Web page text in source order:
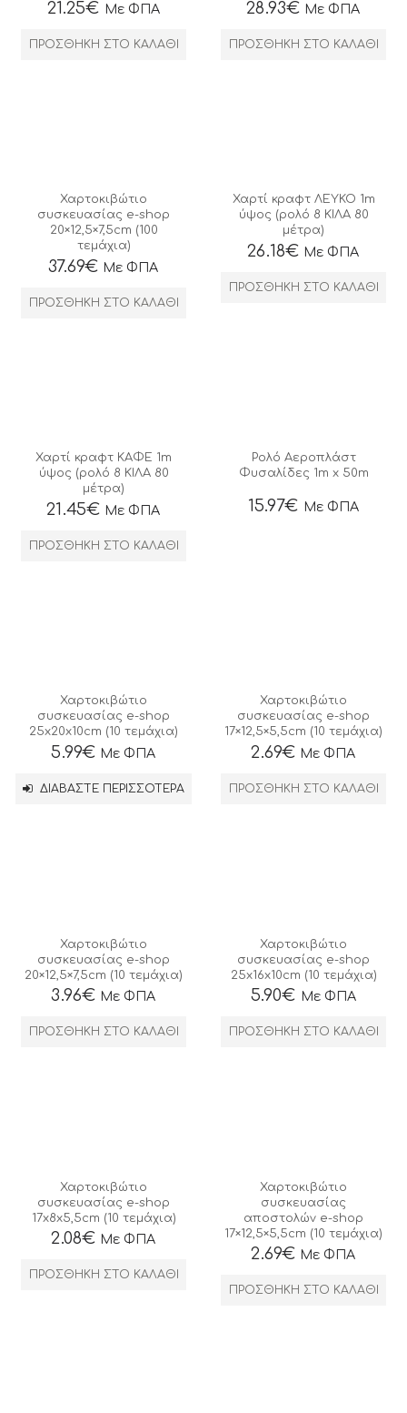
21.25€ Με ΦΠΑ
ΠΡΟΣΘΉΚΗ ΣΤΟ ΚΑΛΆΘΙ
28.93€ Με ΦΠΑ
ΠΡΟΣΘΉΚΗ ΣΤΟ ΚΑΛΆΘΙ
Χαρτοκιβώτιο
συσκευασίας e-shop
20×12,5×7,5cm (100
τεμάχια)
37.69€ Με ΦΠΑ
ΠΡΟΣΘΉΚΗ ΣΤΟ ΚΑΛΆΘΙ
Χαρτί κραφτ ΛΕΥΚΟ 1m
ύψος (ρολό 8 ΚΙΛΑ 80
μέτρα)
26.18€ Με ΦΠΑ
ΠΡΟΣΘΉΚΗ ΣΤΟ ΚΑΛΆΘΙ
Χαρτί κραφτ ΚΑΦΕ 1m
ύψος (ρολό 8 ΚΙΛΑ 80
μέτρα)
21.45€ Με ΦΠΑ
ΠΡΟΣΘΉΚΗ ΣΤΟ ΚΑΛΆΘΙ
Ρολό Αεροπλάστ
Φυσαλίδες 1m x 50m
15.97€ Με ΦΠΑ
Χαρτοκιβώτιο
συσκευασίας e-shop
25x20x10cm (10 τεμάχια)
5.99€ Με ΦΠΑ
ΔΙΑΒΆΣΤΕ ΠΕΡΙΣΣΌΤΕΡΑ
Χαρτοκιβώτιο
συσκευασίας e-shop
17×12,5×5,5cm (10 τεμάχια)
2.69€ Με ΦΠΑ
ΠΡΟΣΘΉΚΗ ΣΤΟ ΚΑΛΆΘΙ
Χαρτοκιβώτιο
συσκευασίας e-shop
20×12,5×7,5cm (10 τεμάχια)
3.96€ Με ΦΠΑ
ΠΡΟΣΘΉΚΗ ΣΤΟ ΚΑΛΆΘΙ
Χαρτοκιβώτιο
συσκευασίας e-shop
25x16x10cm (10 τεμάχια)
5.90€ Με ΦΠΑ
ΠΡΟΣΘΉΚΗ ΣΤΟ ΚΑΛΆΘΙ
Χαρτοκιβώτιο
συσκευασίας e-shop
17x8x5,5cm (10 τεμάχια)
2.08€ Με ΦΠΑ
ΠΡΟΣΘΉΚΗ ΣΤΟ ΚΑΛΆΘΙ
Χαρτοκιβώτιο
συσκευασίας
αποστολών e-shop
17×12,5×5,5cm (10 τεμάχια)
2.69€ Με ΦΠΑ
ΠΡΟΣΘΉΚΗ ΣΤΟ ΚΑΛΆΘΙ